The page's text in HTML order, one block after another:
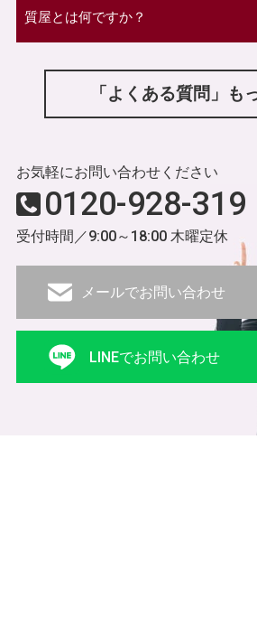
質屋とは何ですか？
「よくある質問」も
お気軽にお問い合わせください
0120-928-319
受付時間／9:00～18:00 木曜定休
メールでお問い合わせ
LINEでお問い合わせ